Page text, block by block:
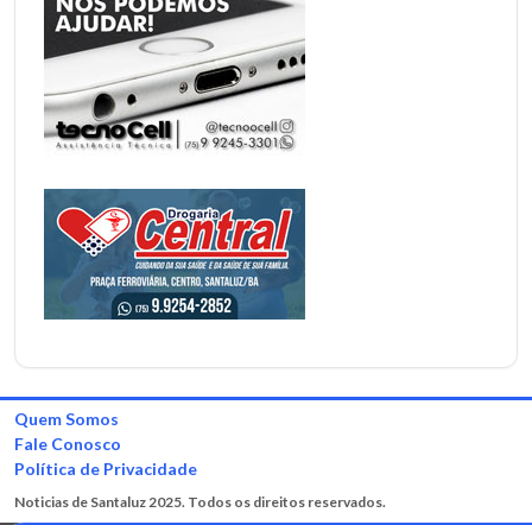
Quem Somos
Fale Conosco
Política de Privacidade
Noticias de Santaluz 2025. Todos os direitos reservados.